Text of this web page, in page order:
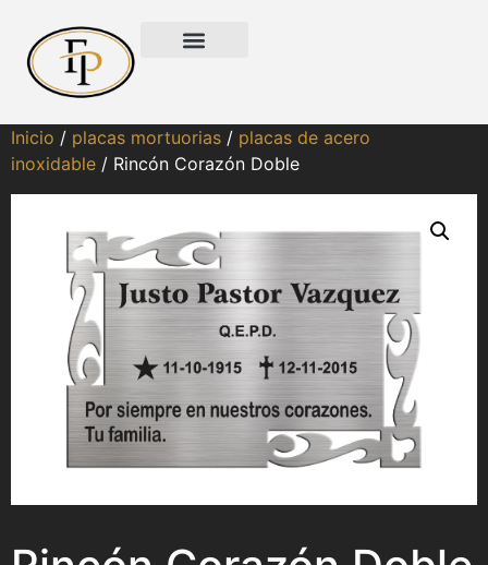
Inicio / placas mortuorias / placas de acero
inoxidable / Rincón Corazón Doble